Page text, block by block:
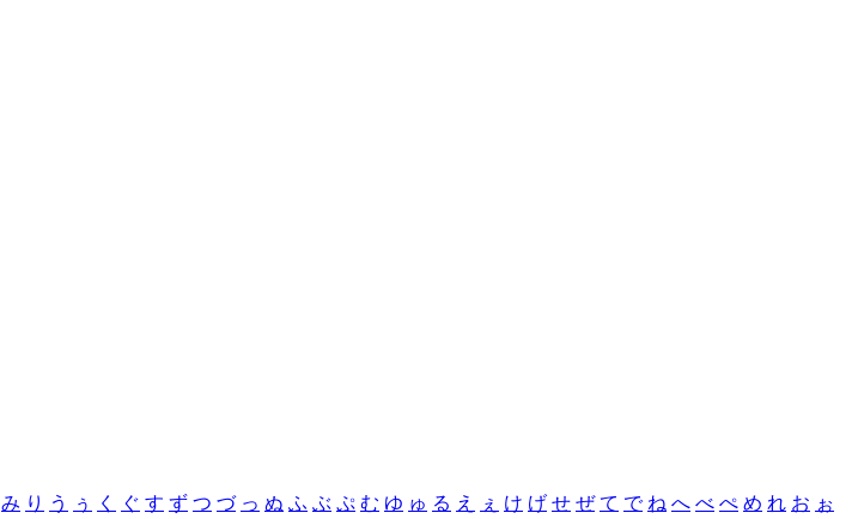
み り う ぅ く ぐ す ず つ づ っ ぬ ふ ぶ ぷ む ゆ ゅ る え ぇ け げ せ ぜ て で ね へ べ ぺ め れ お ぉ